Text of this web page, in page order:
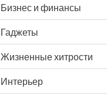
Бизнес и финансы
Гаджеты
Жизненные хитрости
Интерьер